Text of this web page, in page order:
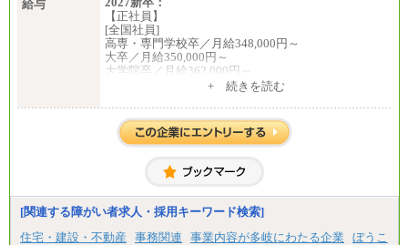
給与
【正社員】
[全国社員]
高専・専門学校卒／月給348,000円～
大卒／月給350,000円～
大学院卒／月給362,000円～
[地域社員]月給295,000円～
【正社員】
[全国社員]月給348,000円～
[地域社員]月給295,000円～
【契約社員】月給200,000円～
+ 続きを読む
[関連する障がい者求人・採用キーワード検索]
住宅・建設・不動産
事務関連 事業内容が多岐にわたる企業
ぼうこ